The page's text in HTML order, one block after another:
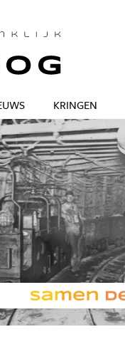
KRINGEN